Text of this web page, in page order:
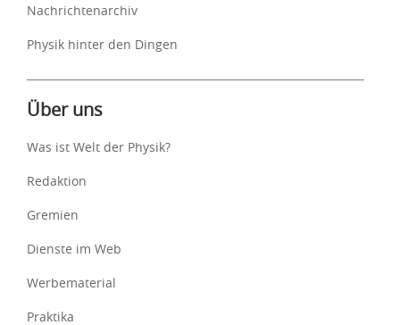
Nachrichtenarchiv
Physik hinter den Dingen
Über uns
Was ist Welt der Physik?
Redaktion
Gremien
Dienste im Web
Werbematerial
Praktika